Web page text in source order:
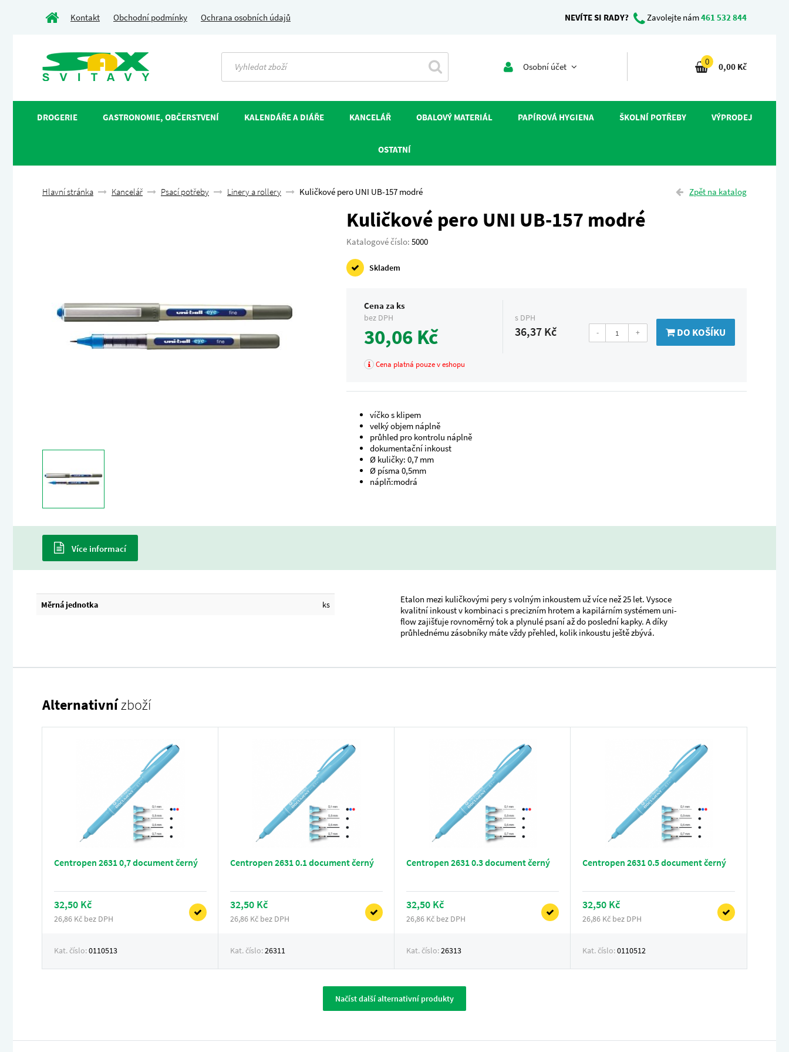
Kontakt Obchodní podmínky Ochrana osobních údajů NEVÍTE SI RADY? Zavolejte nám461 532 844
Osobní účet 0 0,00 Kč
DROGERIE GASTRONOMIE, OBČERSTVENÍ KALENDÁŘE A DIÁŘE KANCELÁŘ OBALOVÝ MATERIÁL PAPÍROVÁ HYGIENA ŠKOLNÍ POTŘEBY VÝPRODEJ
OSTATNÍ
Zpět na katalog
Hlavní stránka Kancelář Psací potřeby Linery a rollery Kuličkové pero UNI UB-157 modré
Kuličkové pero UNI UB-157 modré
Katalogové číslo:5000
Skladem
Cena za ks
bez DPH
30,06 Kč
s DPH
36,37 Kč
Cena platná pouze v eshopu
- + DO KOŠÍKU
víčko s klipem
velký objem náplně
průhled pro kontrolu náplně
dokumentační inkoust
Ø kuličky: 0,7 mm
Ø písma 0,5mm
náplň:modrá
Více informací
Měrná jednotka ks
Etalon mezi kuličkovými pery s volným inkoustem už více než 25 let. Vysoce
kvalitní inkoust v kombinaci s precizním hrotem a kapilárním systémem uni-
flow zajišťuje rovnoměrný tok a plynulé psaní až do poslední kapky. A díky
průhlednému zásobníky máte vždy přehled, kolik inkoustu ještě zbývá.
Alternativnízboží
Centropen 2631 0,7 document černý
32,50 Kč
26,86 Kč bez DPH
Kat. číslo:0110513
Centropen 2631 0.1 document černý
32,50 Kč
26,86 Kč bez DPH
Kat. číslo:26311
Centropen 2631 0.3 document černý
32,50 Kč
26,86 Kč bez DPH
Kat. číslo:26313
Centropen 2631 0.5 document černý
32,50 Kč
26,86 Kč bez DPH
Kat. číslo:0110512
Načíst další alternativní produkty